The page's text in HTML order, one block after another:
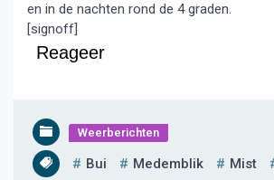
en in de nachten rond de 4 graden.
[signoff]
Reageer
Weerberichten
Bui Medemblik Mist